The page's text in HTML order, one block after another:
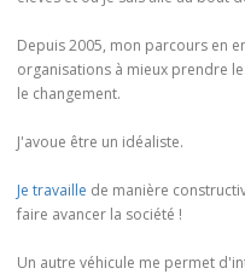
Depuis 2005, mon parcours en
organisations à mieux prendre
le changement.
J'avoue être un idéaliste.
Je travaille de manière
faire avancer la société !
Un autre véhicule me permet